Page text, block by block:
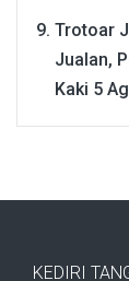
Trotoar
Jualan,
Kaki 5
KEDIRI